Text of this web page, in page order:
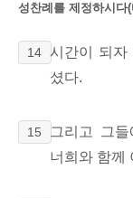
성찬례를 제정하시다
14 시간이 되자
셨다.
15 그리고 그들
너희와 함께